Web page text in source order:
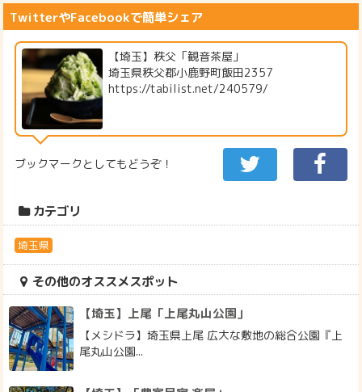
TwitterやFacebookで簡単シェア
【埼玉】秩父「観音茶屋」
埼玉県秩父郡小鹿野町飯田2357
https://tabilist.net/240579/
ブックマークとしてもどうぞ！
カテゴリ
埼玉県
その他のオススメスポット
【埼玉】上尾「上尾丸山公園」
【メシドラ】埼玉県上尾 広大な敷地の総合公園『上
尾丸山公園...